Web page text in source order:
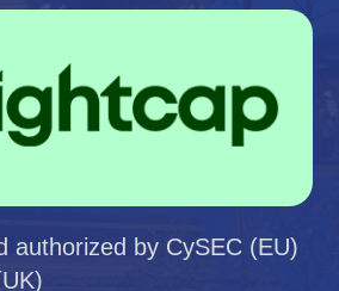
authorized by CySEC (EU)